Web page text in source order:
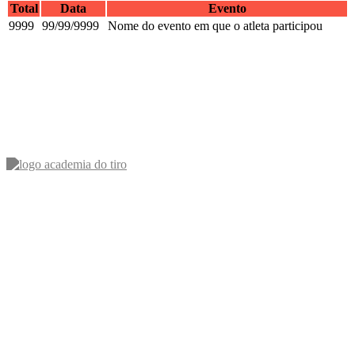
Total
Data
Evento
9999 99/99/9999 Nome do evento em que o atleta participou